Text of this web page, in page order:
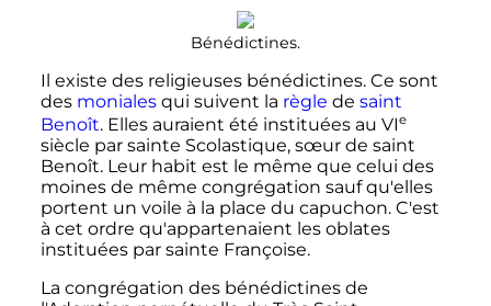
Bénédictines.
Il existe des religieuses bénédictines. Ce sont
des monialesqui suivent la règle de saint
Benoît. Elles auraient été instituées au VIe
siècle par sainte Scolastique, sœur de saint
Benoît. Leur habit est le même que celui des
moines de même congrégation sauf qu'elles
portent un voile à la place du capuchon. C'est
à cet ordre qu'appartenaient les oblates
instituées par sainte Françoise.
La congrégation des bénédictines de